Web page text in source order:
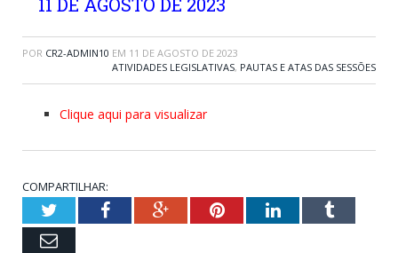
11 DE AGOSTO DE 2023
POR CR2-ADMIN10 EM 11 DE AGOSTO DE 2023
ATIVIDADES LEGISLATIVAS, PAUTAS E ATAS DAS SESSÕES
Clique aqui para visualizar
COMPARTILHAR:
TwitterFacebookGoogle+PinterestLinkedInTumblr
Email